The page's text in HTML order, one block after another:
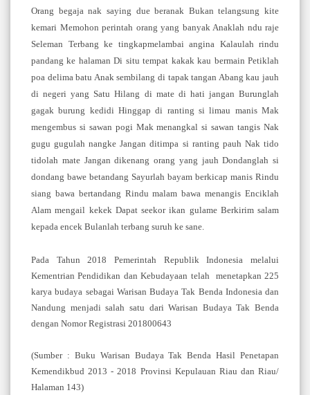
Orang begaja nak saying dueberanak Bukan telangsung kite
kemari Memohon perintah orang yang banyak Anaklah ndu raje
Seleman Terbang ke tingkapmelambai angina Kalaulah rindu
pandang ke halamanDi situ tempat kakak kau bermain Petiklah
poa delima batu Anak sembilang di tapak tangan Abang kau jauh
di negeri yang Satu Hilang di mate di hati jangan Burunglah
gagak burung kedidi Hinggap di ranting si limau manis Mak
mengembus si sawan pogi Mak menangkal si sawan tangis Nak
gugu gugulahnangke Jangan ditimpa si ranting pauh Nak tido
tidolah mate Jangan dikenang orang yang jauh Dondanglah si
dondang bawe betandang Sayurlah bayam berkicap manis Rindu
siang bawa bertandang Rindu malam bawa menangis Enciklah
Alammengail kekek Dapat seekor ikan gulame Berkirim salam
kepada encek Bulanlah terbang suruh ke sane.
Pada Tahun 2018 Pemerintah Republik Indonesia melalui
Kementrian Pendidikan dan Kebudayaan telah menetapkan 225
karya budaya sebagai Warisan BudayaTak Benda Indonesia dan
Nandung menjadi salah satu dari Warisan Budaya Tak Benda
dengan Nomor Registrasi 201800643
(Sumber : Buku Warisan Budaya Tak Benda Hasil Penetapan
Kemendikbud 2013 - 2018 Provinsi Kepulauan Riau dan Riau/
Halaman 143)